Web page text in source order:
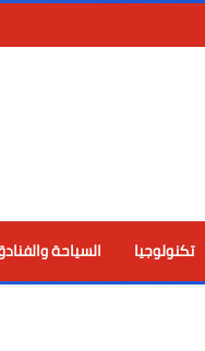
تكنولوجيا السياحة